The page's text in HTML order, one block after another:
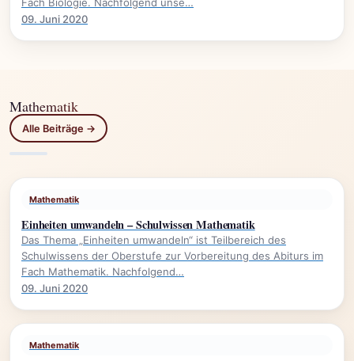
09. Juni 2020
Mathematik
Alle Beiträge →
Mathematik
Einheiten umwandeln – Schulwissen Mathematik
Das Thema „Einheiten umwandeln“ ist Teilbereich des
Schulwissens der Oberstufe zur Vorbereitung des Abiturs im
Fach Mathematik. Nachfolgend…
09. Juni 2020
Mathematik